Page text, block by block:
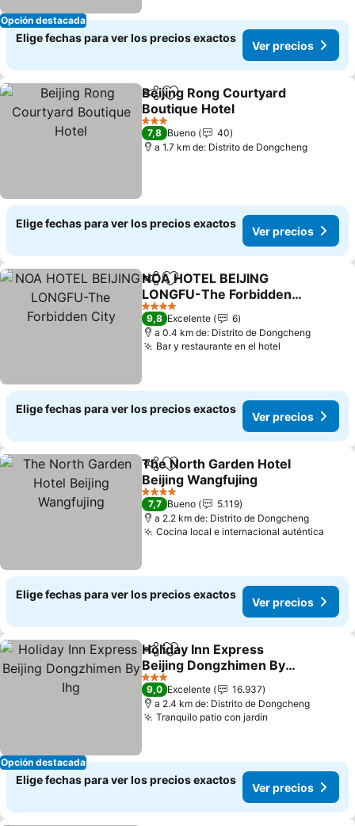
Opción destacada
Elige fechas para ver los precios exactos
Ver precios
CompartirAgregar a favoritos
Beijing Rong Courtyard
Boutique Hotel
Ver precios
3 Estrellas
7,8 Bueno
40
a 1.7 km de: Distrito de Dongcheng
Elige fechas para ver los precios exactos
Ver precios
CompartirAgregar a favoritos
NOA HOTEL BEIJING
LONGFU-The Forbidden
City
Ver precios
4 Estrellas
9,8 Excelente
6
a 0.4 km de: Distrito de Dongcheng
Bar y restaurante en el hotel
Elige fechas para ver los precios exactos
Ver precios
Compartir
Agregar a favoritos
The North Garden Hotel
Beijing Wangfujing
Ver precios
4 Estrellas
7,7 Bueno
5.119
a 2.2 km de: Distrito de Dongcheng
Cocina local e internacional auténtica
Elige fechas para ver los precios exactos
Ver precios
Opción destacada
CompartirAgregar a favoritos
Holiday Inn Express
Beijing Dongzhimen By
Ihg
Ver precios
3 Estrellas
9,0 Excelente
16.937
a 2.4 km de: Distrito de Dongcheng
Tranquilo patio con jardín
Elige fechas para ver los precios exactos
Ver precios